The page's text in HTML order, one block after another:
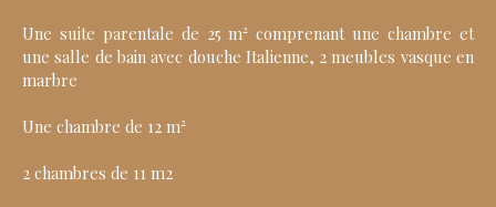
Une suite parentale de 25 m² comprenant une chambre et
une salle de bain avec douche Italienne, 2 meubles vasque en
marbre
Une chambre de 12 m²
2 chambres de 11 m2